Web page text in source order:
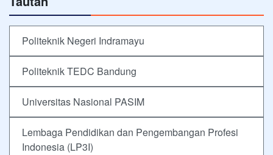
Politeknik Negeri Indramayu
Politeknik TEDC Bandung
Universitas Nasional PASIM
Lembaga Pendidikan dan Pengembangan Profesi
Indonesia (LP3I)